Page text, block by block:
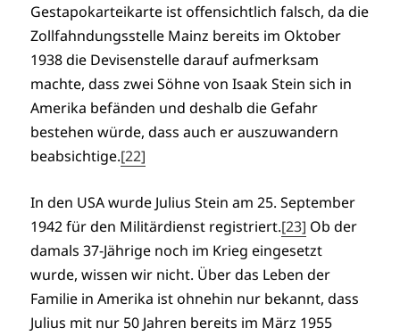
Gestapokarteikarte ist offensichtlich falsch, da die
Zollfahndungsstelle Mainz bereits im Oktober
1938 die Devisenstelle darauf aufmerksam
machte, dass zwei Söhne von Isaak Stein sich in
Amerika befänden und deshalb die Gefahr
bestehen würde, dass auch er auszuwandern
beabsichtige.[22]
In den USA wurde Julius Stein am 25. September
1942 für den Militärdienst registriert.[23] Ob der
damals 37-Jährige noch im Krieg eingesetzt
wurde, wissen wir nicht. Über das Leben der
Familie in Amerika ist ohnehin nur bekannt, dass
Julius mit nur 50 Jahren bereits im März 1955